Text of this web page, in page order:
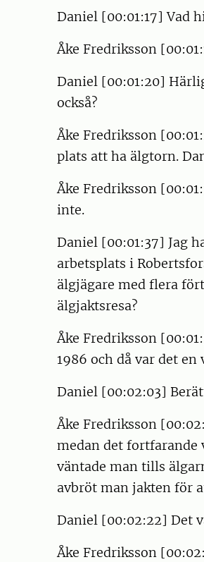
Daniel [00:01:17] Vad
Åke Fredriksson
Daniel [00:01:20]
också?
Åke Fredriksson
plats att ha älgtorn.
Åke Fredriksson
inte.
Daniel [00:01:37] Jag
arbetsplats i
älgjägare med flera
älgjaktsresa?
Åke Fredriksson
1986 och då var det
Daniel [00:02:03]
Åke Fredriksson
medan det fortfarande
väntade man tills
avbröt man jakten för
Daniel [00:02:22] Det
Åke Fredriksson